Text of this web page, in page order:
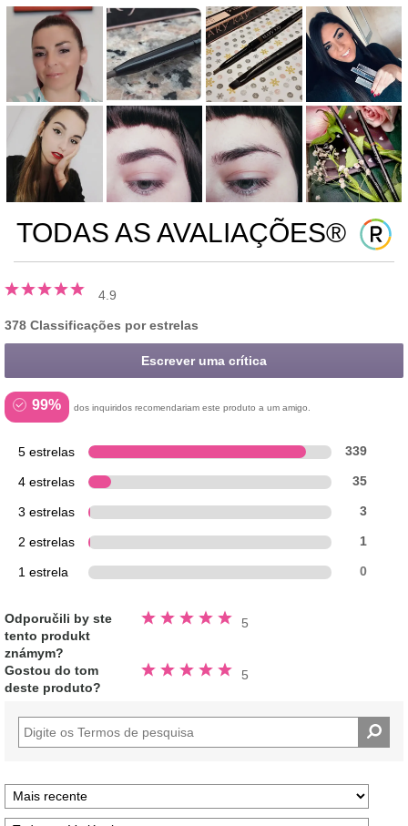
TODAS AS AVALIAÇÕES®
4.9
378 Classificações por estrelas
Escrever uma crítica
99% dos inquiridos recomendariam este produto a um amigo.
5 estrelas 339
4 estrelas 35
3 estrelas 3
2 estrelas 1
1 estrela 0
Odporučili by ste
tento produkt
známym?
5
Avaliado
5.0
estrelas
Gostou do tom
deste produto?
5
Avaliado
5.0
estrelas